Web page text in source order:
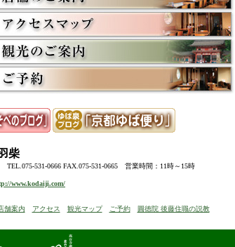
。
・春の夜間ライトアップのお知らせを表示しました。
食事に、ぜひ当店をご利用下さい。
間特別拝観終了に伴い、表示を削除させていただきました。
様にお越しいただき、ありがとうございました。
しを2件表示させていただきました。
い。
行事の為、休業とさせていただきます。
・秋の夜間特別拝観のお知らせを表示しました。
約ください。
ただいた順に席へご案内いたします。
の観月茶会と秋の夜間特別拝観のお知らせを表示しました
した。
・燃料費・人件費等の高騰によりやむを得ず、価格改定をさせて
柴
531-0666 FAX.075-531-0665 営業時間：11時～15時
www.kodaiji.com/
舗案内 アクセス 観光マップ ご予約 圓徳院 後藤住職の説教